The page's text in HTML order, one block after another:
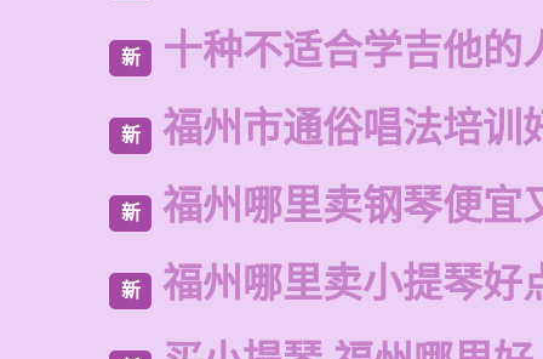
新 十种不适合学吉他的
新 福州市通俗唱法培训
新 福州哪里卖钢琴便宜
新 福州哪里卖小提琴好